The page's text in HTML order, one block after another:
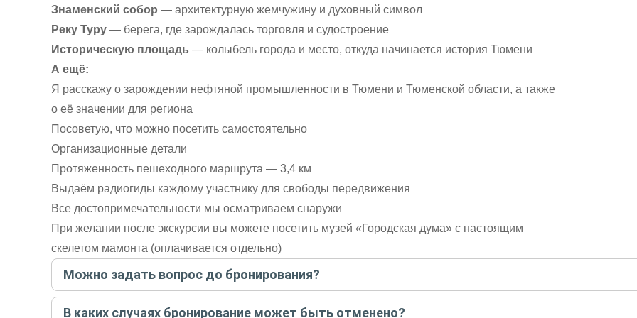
Знаменский собор — архитектурную жемчужину и духовный символ
Реку Туру — берега, где зарождалась торговля и судостроение
Историческую площадь — колыбель города и место, откуда начинается история Тюмени
А ещё:
Я расскажу о зарождении нефтяной промышленности в Тюмени и Тюменской области, а также
о её значении для региона
Посоветую, что можно посетить самостоятельно
Организационные детали
Протяженность пешеходного маршрута — 3,4 км
Выдаём радиогиды каждому участнику для свободы передвижения
Все достопримечательности мы осматриваем снаружи
При желании после экскурсии вы можете посетить музей «Городская дума» с настоящим
скелетом мамонта (оплачивается отдельно)
Можно задать вопрос до бронирования?
Достаточно перейти по ссылке «Задать вопрос» и написать гиду. Платить при этом не нужно. Сначала согласуйте с
бронируйте экскурсию.Задать вопрос.
В каких случаях бронирование может быть отменено?